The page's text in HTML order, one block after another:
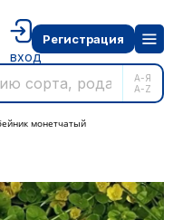
А-Я
A-Z
вход
Регистрация
монетчатый